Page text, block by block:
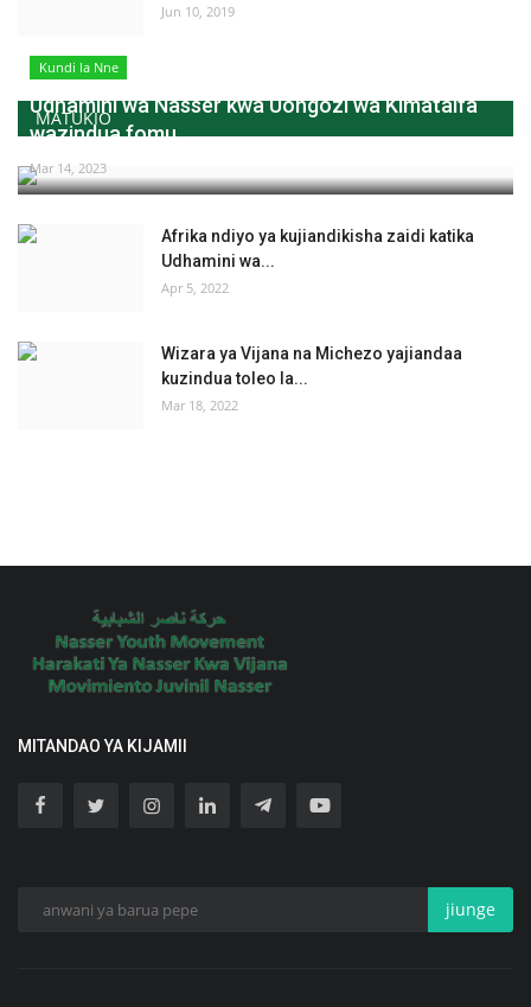
Jun 10, 2019
MATUKIO
Kundi la Nne
Udhamini wa Nasser kwa Uongozi wa Kimataifa
wazindua fomu...
Mar 14, 2023
Afrika ndiyo ya kujiandikisha zaidi katika
Udhamini wa...
Apr 5, 2022
Wizara ya Vijana na Michezo yajiandaa
kuzindua toleo la...
Mar 18, 2022
MITANDAO YA KIJAMII
jiunge